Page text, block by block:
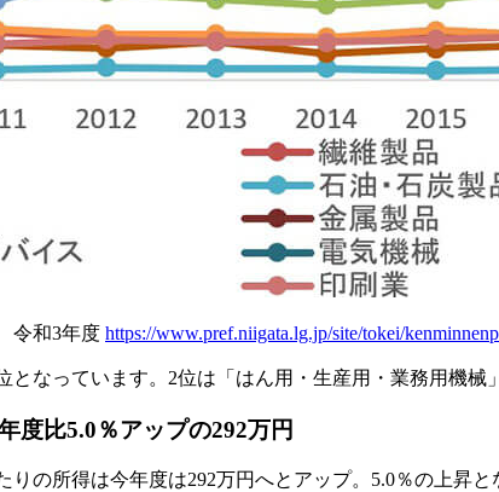
令和3年度 https://www.pref.niigata.lg.jp/site/tokei/
なっています。2位は「はん用・生産用・業務用機
度比5.0％アップの292万円
りの所得は今年度は292万円へとアップ。5.0％の上昇と